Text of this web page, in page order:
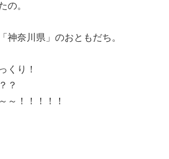
の。
神奈川県」のおともだち。
くり！
？
～！！！！！